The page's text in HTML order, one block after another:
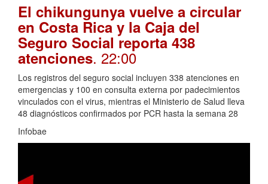
El chikungunya vuelve a circular
en Costa Rica y la Caja del
Seguro Social reporta 438
atenciones. 22:00
Los registros del seguro social incluyen 338 atenciones en
emergencias y 100 en consulta externa por padecimientos
vinculados con el virus, mientras el Ministerio de Salud lleva
48 diagnósticos confirmados por PCR hasta la semana 28
Infobae